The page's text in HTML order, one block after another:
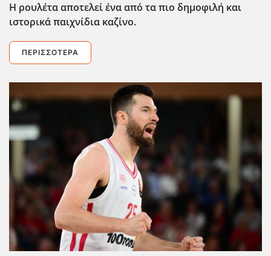
Η ρουλέτα αποτελεί ένα από τα πιο δημοφιλή και
ιστορικά παιχνίδια καζίνο.
ΠΕΡΙΣΣΌΤΕΡΑ